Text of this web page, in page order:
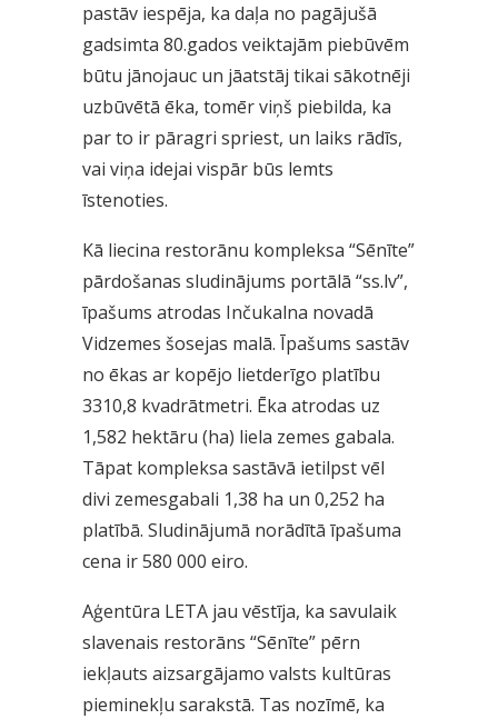
pastāv iespēja, ka daļa no pagājušā
gadsimta 80.gados veiktajām piebūvēm
būtu jānojauc un jāatstāj tikai sākotnēji
uzbūvētā ēka, tomēr viņš piebilda, ka
par to ir pāragri spriest, un laiks rādīs,
vai viņa idejai vispār būs lemts
īstenoties.
Kā liecina restorānu kompleksa “Sēnīte”
pārdošanas sludinājums portālā “ss.lv”,
īpašums atrodas Inčukalna novadā
Vidzemes šosejas malā. Īpašums sastāv
no ēkas ar kopējo lietderīgo platību
3310,8 kvadrātmetri. Ēka atrodas uz
1,582 hektāru (ha) liela zemes gabala.
Tāpat kompleksa sastāvā ietilpst vēl
divi zemesgabali 1,38 ha un 0,252 ha
platībā. Sludinājumā norādītā īpašuma
cena ir 580 000 eiro.
Aģentūra LETA jau vēstīja, ka savulaik
slavenais restorāns “Sēnīte” pērn
iekļauts aizsargājamo valsts kultūras
pieminekļu sarakstā. Tas nozīmē, ka